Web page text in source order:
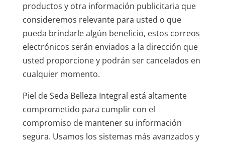
productos y otra información publicitaria que
consideremos relevante para usted o que
pueda brindarle algún beneficio, estos correos
electrónicos serán enviados a la dirección que
usted proporcione y podrán ser cancelados en
cualquier momento.
Piel de Seda Belleza Integral está altamente
comprometido para cumplir con el
compromiso de mantener su información
segura. Usamos los sistemas más avanzados y